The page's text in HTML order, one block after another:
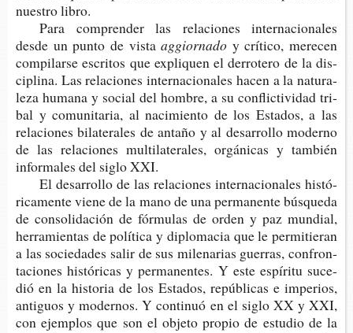
nues­tro libro.
Para com­pren­der las rela­cio­nes inter­na­cio­na­les
desde un punto de vistaaggiornado y crí­ti­co, mere­cen
com­pi­lar­se escri­tos que expli­quen el derro­te­ro de la dis­
ci­pli­na. Lasrela­cio­nes inter­na­cio­na­les hacen a la natu­ra­
le­za huma­na y social del hom­bre, a su con­flic­ti­vi­dad tri­
bal y comu­ni­ta­ria, al naci­mien­to de los Esta­dos, a las
rela­cio­nes bila­te­ra­les de anta­ño y al desa­rro­llo moderno
de las rela­cio­nes mul­ti­la­te­ra­les, orgá­ni­cas y tam­bién
infor­ma­les del siglo XXI.
El desa­rro­llo de las rela­cio­nes inter­na­cio­na­les his­tó­
ri­ca­men­te viene de la mano de una per­ma­nen­te bús­que­da
de con­so­li­da­ción de fór­mu­las de orden y paz mun­dial,
herra­mien­tas de polí­ti­ca y diplo­ma­cia que le per­mi­tie­ran
a las socie­da­des salir de sus mile­na­rias gue­rras, con­fron­
ta­cio­nes his­tó­ri­cas y per­ma­nen­tes. Y este espí­ri­tu suce­
dió en la his­to­ria de los Estados, repú­bli­cas e impe­rios,
anti­guos y moder­nos. Y con­ti­nuó en el siglo XX y XXI,
con ejem­plos que son el obje­to pro­pio de estu­dio de la